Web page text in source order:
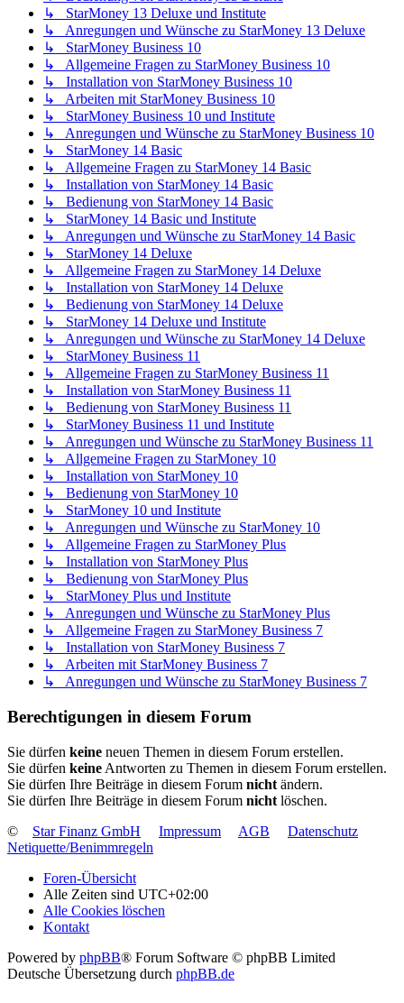
↳ StarMoney 13 Deluxe und Institute
↳ Anregungen und Wünsche zu StarMoney 13 Deluxe
↳ StarMoney Business 10
↳ Allgemeine Fragen zu StarMoney Business 10
↳ Installation von StarMoney Business 10
↳ Arbeiten mit StarMoney Business 10
↳ StarMoney Business 10 und Institute
↳ Anregungen und Wünsche zu StarMoney Business 10
↳ StarMoney 14 Basic
↳ Allgemeine Fragen zu StarMoney 14 Basic
↳ Installation von StarMoney 14 Basic
↳ Bedienung von StarMoney 14 Basic
↳ StarMoney 14 Basic und Institute
↳ Anregungen und Wünsche zu StarMoney 14 Basic
↳ StarMoney 14 Deluxe
↳ Allgemeine Fragen zu StarMoney 14 Deluxe
↳ Installation von StarMoney 14 Deluxe
↳ Bedienung von StarMoney 14 Deluxe
↳ StarMoney 14 Deluxe und Institute
↳ Anregungen und Wünsche zu StarMoney 14 Deluxe
↳ StarMoney Business 11
↳ Allgemeine Fragen zu StarMoney Business 11
↳ Installation von StarMoney Business 11
↳ Bedienung von StarMoney Business 11
↳ StarMoney Business 11 und Institute
↳ Anregungen und Wünsche zu StarMoney Business 11
↳ Allgemeine Fragen zu StarMoney 10
↳ Installation von StarMoney 10
↳ Bedienung von StarMoney 10
↳ StarMoney 10 und Institute
↳ Anregungen und Wünsche zu StarMoney 10
↳ Allgemeine Fragen zu StarMoney Plus
↳ Installation von StarMoney Plus
↳ Bedienung von StarMoney Plus
↳ StarMoney Plus und Institute
↳ Anregungen und Wünsche zu StarMoney Plus
↳ Allgemeine Fragen zu StarMoney Business 7
↳ Installation von StarMoney Business 7
↳ Arbeiten mit StarMoney Business 7
↳ Anregungen und Wünsche zu StarMoney Business 7
Berechtigungen in diesem Forum
Sie dürfen keine neuen Themen in diesem Forum erstellen.
Sie dürfen keine Antworten zu Themen in diesem Forum erstellen.
Sie dürfen Ihre Beiträge in diesem Forum nicht ändern.
Sie dürfen Ihre Beiträge in diesem Forum nicht löschen.
©
Star Finanz GmbH Impressum AGB
Datenschutz
Netiquette/Benimmregeln
Foren-Übersicht
Alle Zeiten sind UTC+02:00
Alle Cookies löschen
Kontakt
Powered by phpBB® Forum Software © phpBB Limited
Deutsche Übersetzung durch phpBB.de